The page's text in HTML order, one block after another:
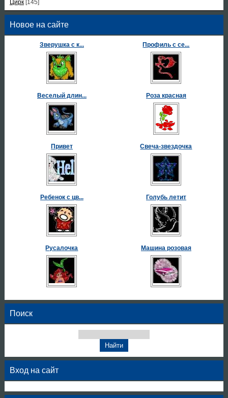
Цирк [145]
Новое на сайте
Зверушка с к... Профиль с се...
Веселый длин... Роза красная
Привет Свеча-звездочка
Ребенок с цв... Голубь летит
Русалочка Машина розовая
Поиск
Вход на сайт